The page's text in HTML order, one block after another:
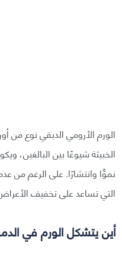
الورم الأرومي الدبقي نوع من
الخبيثة شيوعًا بين البالغين،
نموًّا وانتشارًا. على الرغم من
التي تساعد على تخفيف
أين يتشكل الورم في